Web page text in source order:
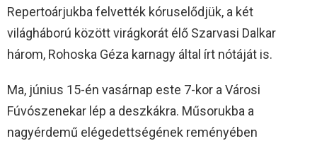
Repertoárjukba felvették kóruselődjük, a két
világháború között virágkorát élő Szarvasi Dalkar
három, Rohoska Géza karnagy által írt nótáját is.
Ma, június 15-én vasárnap este 7-kor a Városi
Fúvószenekar lép a deszkákra. Műsorukba a
nagyérdemű elégedettségének reményében